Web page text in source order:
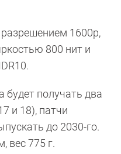
1600p,
800 нит и
будет получать два
и 18), патчи
до 2030-го.
вес 775 г.